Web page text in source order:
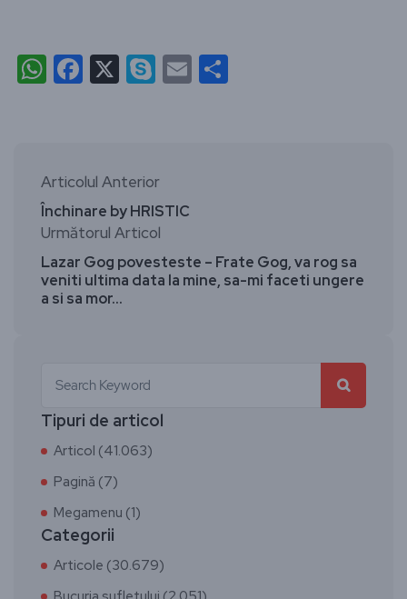
WhatsApp
Facebook
X Skype
Email
Articolul Anterior
Închinare by HRISTIC
Următorul Articol
Lazar Gog povesteste – Frate Gog, va rog sa
veniti ultima data la mine, sa-mi faceti ungere
a si sa mor…
Tipuri de articol
Articol (41.063)
Pagină (7)
Megamenu (1)
Categorii
Articole (30.679)